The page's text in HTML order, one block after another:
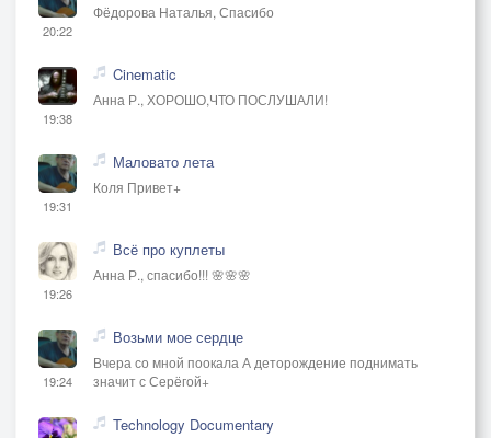
20:22
Фёдорова Наталья, Спасибо
19:38
Cinematic
Анна Р., ХОРОШО,ЧТО ПОСЛУШАЛИ!
19:31
Маловато лета
Коля Привет+
19:26
Всё про куплеты
Анна Р., спасибо!!! 🌸🌸🌸
19:24
Возьми мое сердце
Вчера со мной поокала А деторождение поднимать
значит с Серёгой+
Technology Documentary